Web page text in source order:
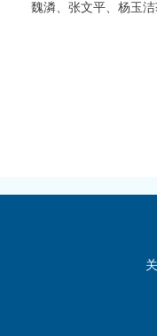
魏潾、张文平、杨玉